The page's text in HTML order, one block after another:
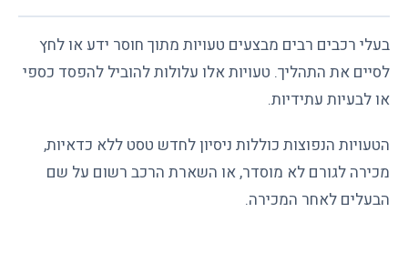
בעלי רכבים רבים מבצעים טעויות מתוך חוסר ידע או לחץ
לסיים את התהליך. טעויות אלו עלולות להוביל להפסד כספי
או לבעיות עתידיות.
הטעויות הנפוצות כוללות ניסיון לחדש טסט ללא כדאיות,
מכירה לגורם לא מוסדר, או השארת הרכב רשום על שם
הבעלים לאחר המכירה.